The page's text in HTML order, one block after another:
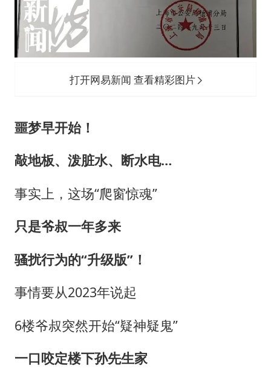
打开网易新闻 查看精彩图片
噩梦早开始！
敲地板、泼脏水、断水电…
事实上，这场“爬窗惊魂”
只是爷叔一年多来
骚扰行为的“升级版”！
事情要从2023年说起
6楼爷叔突然开始“疑神疑鬼”
一口咬定楼下孙先生家